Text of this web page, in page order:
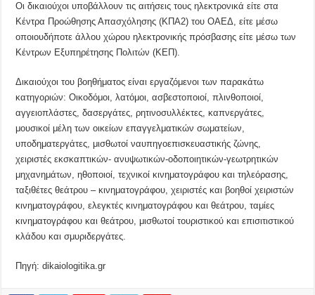
Οι δικαιούχοι υποβάλλουν τις αιτήσεις τους ηλεκτρονικά είτε στα
Κέντρα Προώθησης Απασχόλησης (ΚΠΑ2) του ΟΑΕΔ, είτε μέσω
οποιουδήποτε άλλου χώρου ηλεκτρονικής πρόσβασης είτε μέσω των
Κέντρων Εξυπηρέτησης Πολιτών (ΚΕΠ).
Δικαιούχοι του βοηθήματος είναι εργαζόμενοι των παρακάτω
κατηγοριών: Οικοδόμοι, λατόμοι, ασβεστοποιοί, πλινθοποιοί,
αγγειοπλάστες, δασεργάτες, ρητινοσυλλέκτες, καπνεργάτες,
μουσικοί μέλη των οικείων επαγγελματικών σωματείων,
υποδηματεργάτες, μισθωτοί ναυπηγοεπισκευαστικής ζώνης,
χειριστές εκσκαπτικών- ανυψωτικών-οδοποιητικών-γεωτρητικών
μηχανημάτων, ηθοποιοί, τεχνικοί κινηματογράφου και τηλεόρασης,
ταξιθέτες θεάτρου – κινηματογράφου, χειριστές και βοηθοί χειριστών
κινηματογράφου, ελεγκτές κινηματογράφου και θεάτρου, ταμίες
κινηματογράφου και θεάτρου, μισθωτοί τουριστικού και επισιτιστικού
κλάδου και σμυριδεργάτες.
Πηγή: dikaiologitika.gr